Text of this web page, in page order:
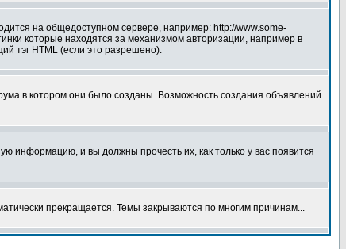
на общедоступном сервере, например: http://www.some-
которые находятся за механизмом авторизации, например в
тэг HTML (если это разрешено).
в котором они было созданы. Возможность создания объявлений
информацию, и вы должны прочесть их, как только у вас появится
прекращается. Темы закрываются по многим причинам...